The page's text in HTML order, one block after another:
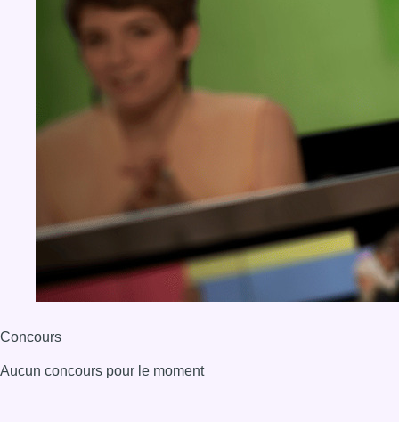
Concours
Aucun concours pour le moment